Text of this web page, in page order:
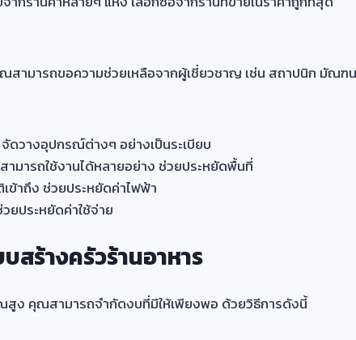
ามารถขอความช่วยเหลือจากผู้เชี่ยวชาญ เช่น สถาปนิก มัณฑ
วางอุปกรณ์ต่างๆ อย่างเป็นระเบียบ
ามารถใช้งานได้หลายอย่าง ช่วยประหยัดพื้นที่
ข้าถึง ช่วยประหยัดค่าไฟฟ้า
ยประหยัดค่าใช้จ่าย
ร้างครัวร้านอาหาร
สูง คุณสามารถจำกัดงบที่มีให้เพียงพอ ด้วยวิธีการดังนี้